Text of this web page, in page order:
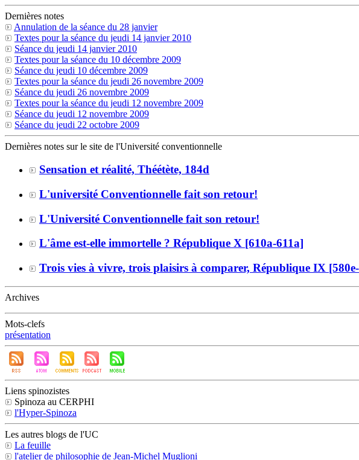
Dernières notes
Annulation de la séance du 28 janvier
Textes pour la séance du jeudi 14 janvier 2010
Séance du jeudi 14 janvier 2010
Textes pour la séance du 10 décembre 2009
Séance du jeudi 10 décembre 2009
Textes pour la séance du jeudi 26 novembre 2009
Séance du jeudi 26 novembre 2009
Textes pour la séance du jeudi 12 novembre 2009
Séance du jeudi 12 novembre 2009
Séance du jeudi 22 octobre 2009
Dernières notes sur le site de l'Université conventionnelle
Sensation et réalité, Théétète, 184d
L'université Conventionnelle fait son retour!
L'Université Conventionnelle fait son retour!
L'âme est-elle immortelle ? République X [610a-611a]
Trois vies à vivre, trois plaisirs à comparer, République IX
Archives
Mots-clefs
présentation
Liens spinozistes
Spinoza au CERPHI
l'Hyper-Spinoza
Les autres blogs de l'UC
La feuille
l'atelier de philosophie de Jean-Michel Muglioni